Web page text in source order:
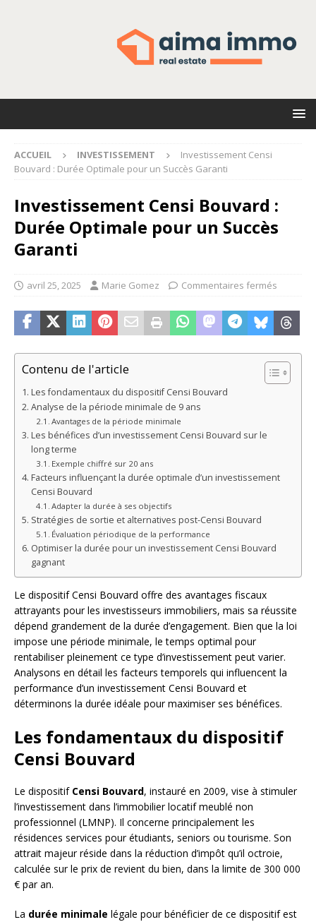
ACCUEIL INVESTISSEMENT
Investissement Censi
Bouvard : Durée Optimale pour un Succès Garanti
Investissement Censi Bouvard :
Durée Optimale pour un Succès
Garanti
avril 25, 2025 Marie Gomez Commentaires fermés
Contenu de l'article
Les fondamentaux du dispositif Censi Bouvard
Analyse de la période minimale de 9 ans
Avantages de la période minimale
Les bénéfices d’un investissement Censi Bouvard sur le
long terme
Exemple chiffré sur 20 ans
Facteurs influençant la durée optimale d’un investissement
Censi Bouvard
Adapter la durée à ses objectifs
Stratégies de sortie et alternatives post-Censi Bouvard
Évaluation périodique de la performance
Optimiser la durée pour un investissement Censi Bouvard
gagnant
Le dispositif Censi Bouvard offre des avantages fiscaux
attrayants pour les investisseurs immobiliers, mais sa réussite
dépend grandement de la durée d’engagement. Bien que la loi
impose une période minimale, le temps optimal pour
rentabiliser pleinement ce type d’investissement peut varier.
Analysons en détail les facteurs temporels qui influencent la
performance d’un investissement Censi Bouvard et
déterminons la durée idéale pour maximiser ses bénéfices.
Les fondamentaux du dispositif
Censi Bouvard
Le dispositif Censi Bouvard, instauré en 2009, vise à stimuler
l’investissement dans l’immobilier locatif meublé non
professionnel (LMNP). Il concerne principalement les
résidences services pour étudiants, seniors ou tourisme. Son
attrait majeur réside dans la réduction d’impôt qu’il octroie,
calculée sur le prix de revient du bien, dans la limite de 300 000
€ par an.
La durée minimale légale pour bénéficier de ce dispositif est